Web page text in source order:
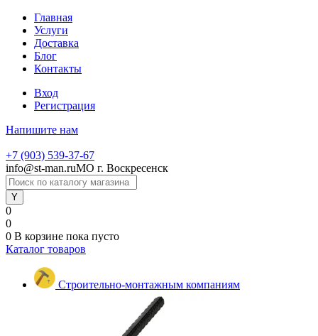
Главная
Услуги
Доставка
Блог
Контакты
Вход
Регистрация
Напишите нам
+7 (903) 539-37-67
info@st-man.ruМО г. Воскресенск
0
0
0 В корзине пока пусто
Каталог товаров
Строительно-монтажным компаниям